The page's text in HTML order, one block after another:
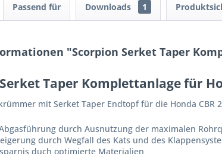
Passend für Downloads 1
"Scorpion Serket Taper
Taper Komplettanlage für
mit Serket Taper Endtopf für die Honda CBR
durch Ausnutzung der maximalen
durch Wegfall des Kats und des
duch optimierte Materialien